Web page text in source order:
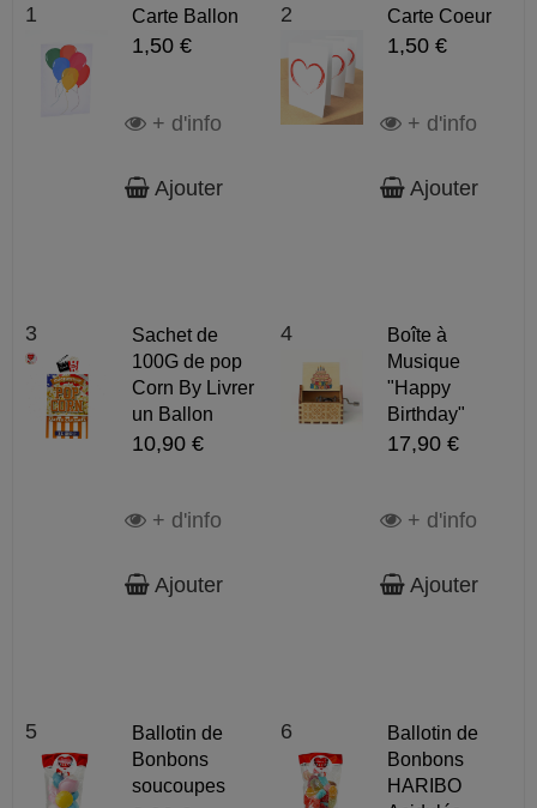
1 Carte Ballon
1,50 €
+ d'info
Ajouter
2 Carte Coeur
1,50 €
+ d'info
Ajouter
3
Sachet de
100G de pop
Corn By Livrer
un Ballon
10,90 €
+ d'info
Ajouter
4
Boîte à
Musique
"Happy
Birthday"
17,90 €
+ d'info
Ajouter
5
Ballotin de
Bonbons
soucoupes
6
Ballotin de
Bonbons
HARIBO